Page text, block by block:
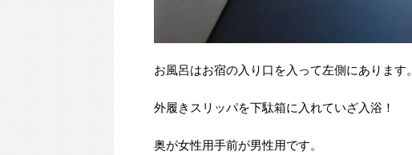
お風呂はお宿の入り口を入って左側にあります。
外履きスリッパを下駄箱に入れていざ入浴！
奥が女性用手前が男性用です。